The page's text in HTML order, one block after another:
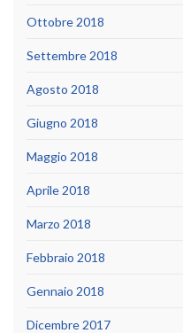
Ottobre 2018
Settembre 2018
Agosto 2018
Giugno 2018
Maggio 2018
Aprile 2018
Marzo 2018
Febbraio 2018
Gennaio 2018
Dicembre 2017